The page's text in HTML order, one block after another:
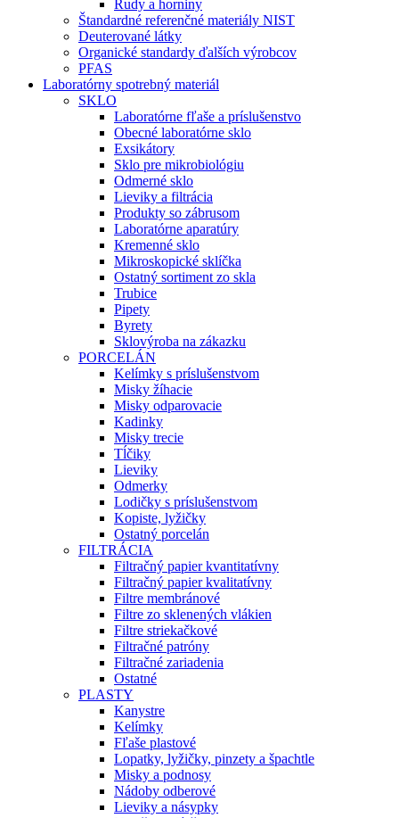
Rudy a horniny
Štandardné referenčné materiály NIST
Deuterované látky
Organické standardy ďalších výrobcov
PFAS
Laboratórny spotrebný materiál
SKLO
Laboratórne fľaše a príslušenstvo
Obecné laboratórne sklo
Exsikátory
Sklo pre mikrobiológiu
Odmerné sklo
Lieviky a filtrácia
Produkty so zábrusom
Laboratórne aparatúry
Kremenné sklo
Mikroskopické sklíčka
Ostatný sortiment zo skla
Trubice
Pipety
Byrety
Sklovýroba na zákazku
PORCELÁN
Kelímky s príslušenstvom
Misky žíhacie
Misky odparovacie
Kadinky
Misky trecie
Tĺčiky
Lieviky
Odmerky
Lodičky s príslušenstvom
Kopiste, lyžičky
Ostatný porcelán
FILTRÁCIA
Filtračný papier kvantitatívny
Filtračný papier kvalitatívny
Filtre membránové
Filtre zo sklenených vlákien
Filtre striekačkové
Filtračné patróny
Filtračné zariadenia
Ostatné
PLASTY
Kanystre
Kelímky
Fľaše plastové
Lopatky, lyžičky, pinzety a špachtle
Misky a podnosy
Nádoby odberové
Lieviky a násypky